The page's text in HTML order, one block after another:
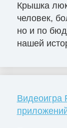
Крышка
человек,
но и по
нашей
Видеоигра